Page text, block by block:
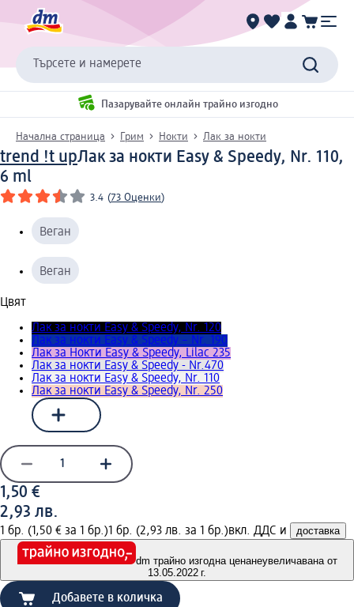
Търсете и намерете
Пазарувайте онлайн трайно изгодно
Начална страница Грим Нокти Лак за нокти
trend !t upЛак за нокти Easy & Speedy, Nr. 110,
6 ml
3.4 (73 Оценки)
Веган
Веган
Цвят
Лак за нокти Easy & Speedy, Nr. 120
Лак за нокти Easy & Speedy – Nr. 190
Лак за Нокти Easy & Speedy, Lilac 235
Лак за нокти Easy & Speedy - Nr.470
Лак за нокти Easy & Speedy, Nr. 110
Лак за нокти Easy & Speedy, Nr. 250
1,50 €
2,93 лв.
1 бр. (1,50 € за 1 бр.)1 бр. (2,93 лв. за 1 бр.)вкл. ДДС и доставка
dm трайно изгодна ценанеувеличавана от
13.05.2022 г.
Добавете в количка